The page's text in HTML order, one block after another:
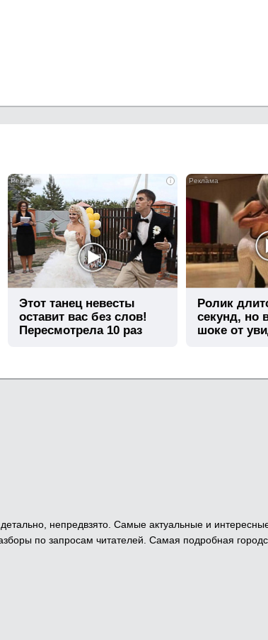
i
Этот танец невесты
оставит вас без слов!
Пересмотрела 10 раз
Ролик
секунд, но
шоке от
непредвзято. Самые актуальные и
по запросам читателей. Самая подробная